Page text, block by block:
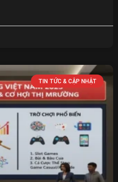
TIN TỨC & CẬP NHẬT